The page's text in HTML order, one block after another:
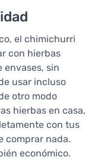
el chimichurri
con hierbas
envases, sin
usar incluso
otro modo
hierbas en casa,
con tus
comprar nada.
económico.